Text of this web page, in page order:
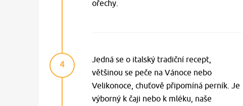
ořechy.
4
Jedná se o italský tradiční recept,
většinou se peče na Vánoce nebo
Velikonoce, chuťově připomíná perník. Je
výborný k čaji nebo k mléku, naše